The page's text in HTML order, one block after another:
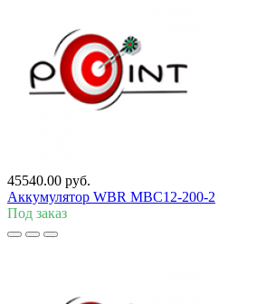
45540.00 руб.
Аккумулятор WBR MBC12-200-2
Под заказ